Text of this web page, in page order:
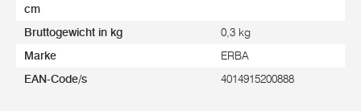
cm
Bruttogewicht in kg 0,3 kg
Marke ERBA
EAN-Code/s 4014915200888